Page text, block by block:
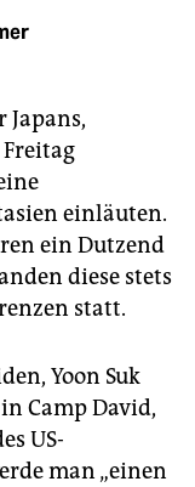
Japans,
Freitag
einläuten.
ein Dutzend
diese stets
statt.
Yoon Suk
Camp David,
US-
man „einen